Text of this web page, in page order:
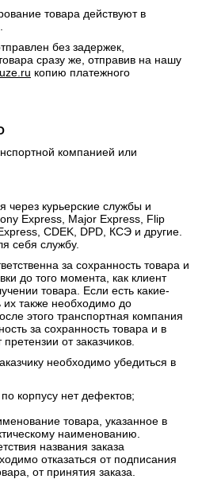
товара действуют в
без задержек,
сразу же, отправив на нашу
копию платежного
компанией или
через курьерские службы и
Express, Major Express, Flip
CDEK, DPD, КСЭ и другие.
себя службу.
за сохранность товара и
до того момента, как клиент
товара. Если есть какие-
также необходимо до
этого транспортная компания
за сохранность товара и в
от заказчиков.
необходимо убедиться в
корпусу нет дефектов;
товара, указанное в
наименованию.
названия заказа
отказаться от подписания
от принятия заказа.